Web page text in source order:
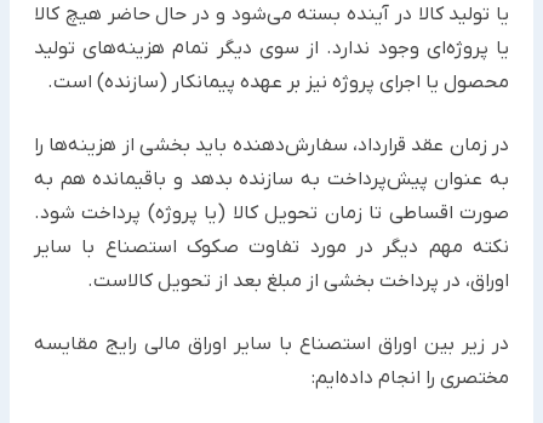
یا ‏تولید کالا در آینده بسته می‌شود و در حال حاضر هیچ کالا
یا پروژه‌ای وجود ندارد. از سوی دیگر تمام هزینه‌های تولید
‏محصول یا اجرای پروژه نیز بر عهده پیمانکار (سازنده) است.‏
در زمان عقد قرارداد، سفارش‌دهنده باید بخشی از هزینه‌ها را
به عنوان پیش‌پرداخت به سازنده بدهد و باقیمانده هم به
صورت ‏اقساطی تا زمان تحویل کالا (یا پروژه) پرداخت شود.
نکته مهم دیگر در مورد تفاوت صکوک استصناع با سایر
اوراق، در ‏پرداخت بخشی از مبلغ بعد از تحویل کالاست. ‏
در زیر بین اوراق استصناع با سایر اوراق مالی رایج مقایسه
مختصری را انجام داده‌ایم:‏